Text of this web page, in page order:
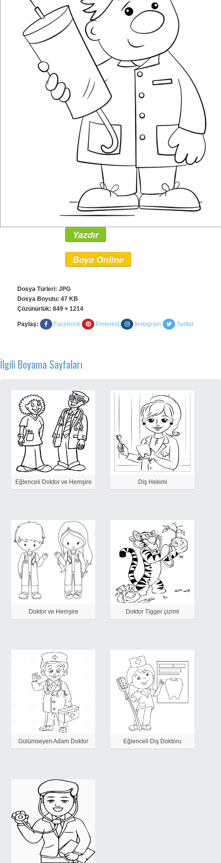
Yazdır
Boya Online
Dosya Türleri: JPG
Dosya Boyutu: 47 KB
Çözünürlük: 849 × 1214
Paylaş: Facebook Pinterest Instagram Twitter
İlgili Boyama Sayfaları
Eğlenceli Doktor ve Hemşire Diş Hekimi
Doktor ve Hemşire Doktor Tigger çizimi
Gülümseyen Adam Doktor Eğlenceli Diş Doktoru